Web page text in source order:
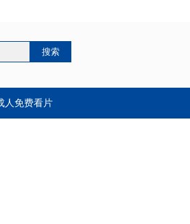
人免费看片